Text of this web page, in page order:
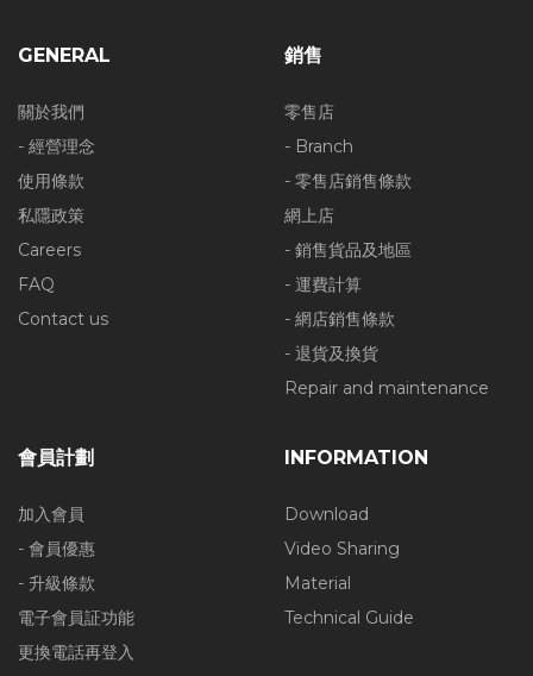
GENERAL
關於我們
- 經營理念
使用條款
私隱政策
Careers
FAQ
Contact us
銷售
零售店
- Branch
- 零售店銷售條款
網上店
- 銷售貨品及地區
- 運費計算
- 網店銷售條款
- 退貨及換貨
Repair and maintenance
會員計劃
加入會員
- 會員優惠
- 升級條款
電子會員証功能
更換電話再登入
INFORMATION
Download
Video Sharing
Material
Technical Guide